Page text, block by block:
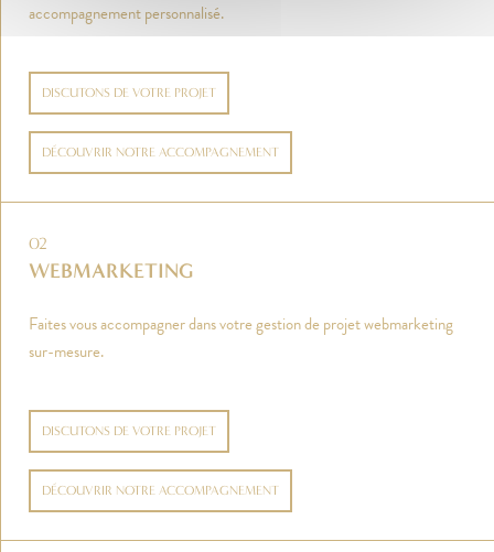
accompagnement personnalisé.
DISCUTONS DE VOTRE PROJET
DÉCOUVRIR NOTRE ACCOMPAGNEMENT
02
WEBMARKETING
Faites vous accompagner dans votre gestion de projet webmarketing
sur-mesure.
DISCUTONS DE VOTRE PROJET
DÉCOUVRIR NOTRE ACCOMPAGNEMENT